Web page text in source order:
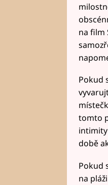
na film
Pokud
tomto
době
Pokud
na